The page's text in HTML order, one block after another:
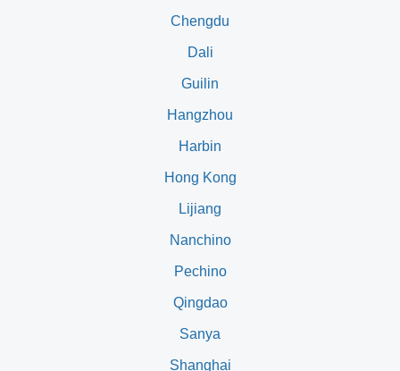
Chengdu
Dali
Guilin
Hangzhou
Harbin
Hong Kong
Lijiang
Nanchino
Pechino
Qingdao
Sanya
Shanghai